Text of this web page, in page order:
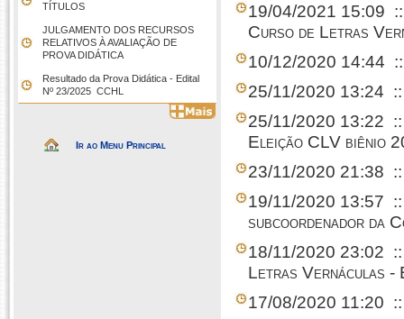
TÍTULOS
JULGAMENTO DOS RECURSOS
RELATIVOS À AVALIAÇÃO DE
PROVA DIDÁTICA
Resultado da Prova Didática - Edital
Nº 23/2025  CCHL
Ir ao Menu Principal
19/04/2021 15:09
Curso de Letras
10/12/2020 14:44
25/11/2020 13:24
25/11/2020 13:22
Eleição CLV biênio
23/11/2020 21:38
19/11/2020 13:57
subcoordenador da
18/11/2020 23:02
Letras Vernáculas -
17/08/2020 11:20